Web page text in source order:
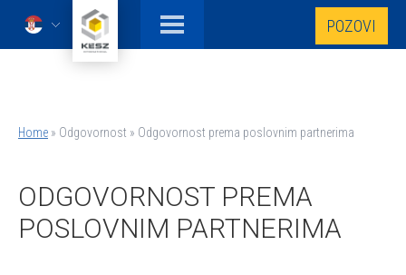
POZOVI
Home Odgovornost Odgovornost prema poslovnim partnerima
ODGOVORNOST PREMA
POSLOVNIM PARTNERIMA